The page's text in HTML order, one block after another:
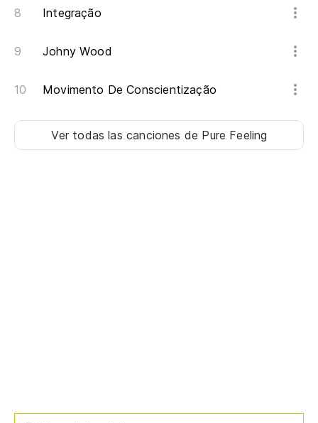
Integração
Johny Wood
Movimento De Conscientização
Ver todas las canciones de Pure Feeling